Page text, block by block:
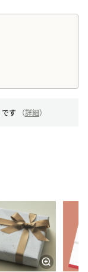
です （詳細）